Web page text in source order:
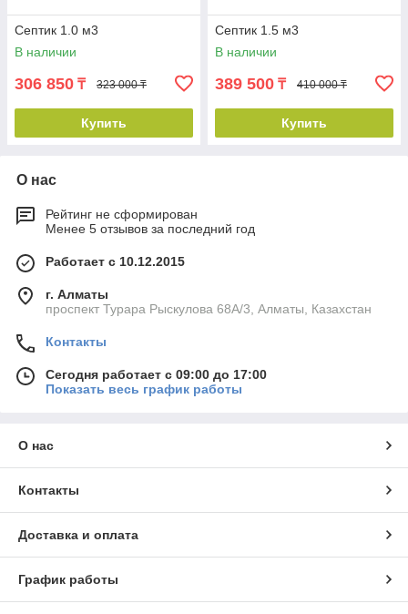
Септик 1.0 м3
В наличии
306 850 ₸ 323 000 ₸
Купить
Септик 1.5 м3
В наличии
389 500 ₸ 410 000 ₸
Купить
О нас
Рейтинг не сформирован
Менее 5 отзывов за последний год
Работает с 10.12.2015
г. Алматы
проспект Турара Рыскулова 68А/3, Алматы, Казахстан
Контакты
Сегодня работает с 09:00 до 17:00
Показать весь график работы
О нас
Контакты
Доставка и оплата
График работы